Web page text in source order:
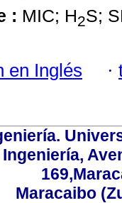
: MIC; H2S;
en Inglés ·
Maracaibo